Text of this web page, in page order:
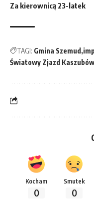
Za kierownicą 23-latek
TAGI: Gmina Szemud
Światowy Zjazd
Kocham
0
Smutek
0